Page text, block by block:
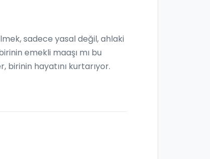
sadece yasal değil, ahlaki
emekli maaşı mı bu
birinin hayatını kurtarıyor.